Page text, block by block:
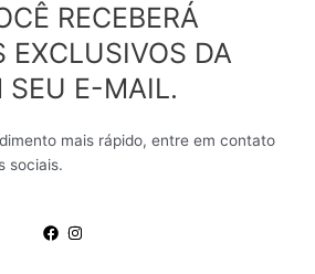
RECEBERÁ
EXCLUSIVOS DA
SEU E-MAIL.
mais rápido, entre em contato
sociais.